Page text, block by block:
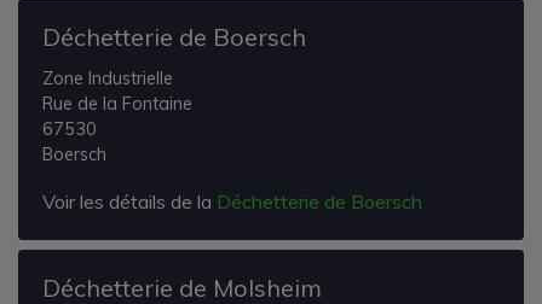
Déchetterie de Boersch
Zone Industrielle
Rue de la Fontaine
67530
Boersch
Voir les détails de la Déchetterie de Boersch
Déchetterie de Molsheim